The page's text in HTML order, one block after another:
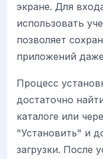
экране. Для
использовать
позволяет
приложений
Процесс
достаточно
каталоге или
"Установить" и
загрузки. После